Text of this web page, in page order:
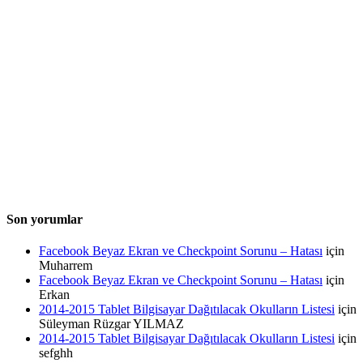
Son yorumlar
Facebook Beyaz Ekran ve Checkpoint Sorunu – Hatası için
Muharrem
Facebook Beyaz Ekran ve Checkpoint Sorunu – Hatası için
Erkan
2014-2015 Tablet Bilgisayar Dağıtılacak Okulların Listesi için
Süleyman Rüzgar YILMAZ
2014-2015 Tablet Bilgisayar Dağıtılacak Okulların Listesi için
sefghh